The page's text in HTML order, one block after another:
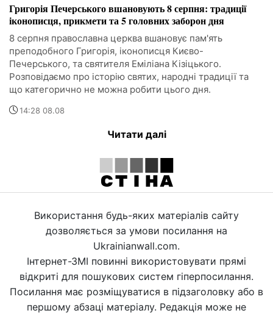
Григорія Печерського вшановують 8 серпня: традиції
іконописця, прикмети та 5 головних заборон дня
8 серпня православна церква вшановує пам'ять
преподобного Григорія, іконописця Києво-
Печерського, та святителя Еміліана Кізіцького.
Розповідаємо про історію святих, народні традиції та
що категорично не можна робити цього дня.
14:28 08.08
Читати далі
Використання будь-яких матеріалів сайту
дозволяється за умови посилання на
Ukrainianwall.com.
Інтернет-ЗМІ повинні використовувати прямі
відкриті для пошукових систем гіперпосилання.
Посилання має розміщуватися в підзаголовку або в
першому абзаці матеріалу. Редакція може не